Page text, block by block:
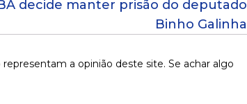
decide manter prisão do deputado
Binho Galinha
a opinião deste site. Se achar algo